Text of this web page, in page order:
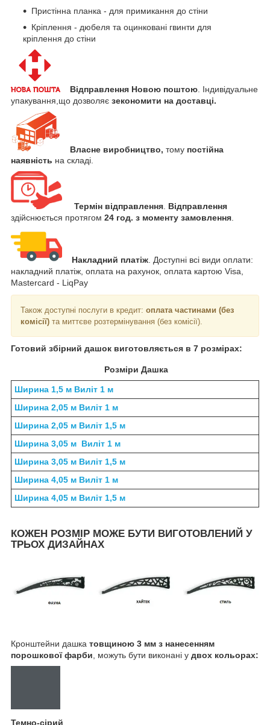
Пристінна планка - для примикання до стіни
Кріплення - дюбеля та оцинковані гвинти для
кріплення до стіни
Відправлення Новою поштою . Індивідуальне
упакування,що дозволяє зекономити на доставці.
Власне виробництво, тому постійна
наявність на складі.
Термін відправлення. Відправлення
здійснюється протягом 24 год. з моменту замовлення.
Накладний платіж . Доступні всі види оплати:
накладний платіж, оплата на рахунок, оплата картою Visa,
Mastercard - LiqPay
Також доступні послуги в кредит: оплата частинами (без
комісії) та миттєве розтермінування (без комісії).
Готовий збірний дашок виготовляється в 7 розмірах:
Розміри Дашка
Ширина 1,5 м Виліт 1 м
Ширина 2,05 м Виліт 1 м
Ширина 2,05 м Виліт 1,5 м
Ширина 3,05 м Виліт 1 м
Ширина 3,05 м Виліт 1,5 м
Ширина 4,05 м Виліт 1 м
Ширина 4,05 м Виліт 1,5 м
КОЖЕН РОЗМІР МОЖЕ БУТИ ВИГОТОВЛЕНИЙ У
ТРЬОХ ДИЗАЙНАХ
Кронштейни дашка товщиною 3 мм з нанесенням
порошкової фарби , можуть бути виконані у двох кольорах:
Темно-сірий